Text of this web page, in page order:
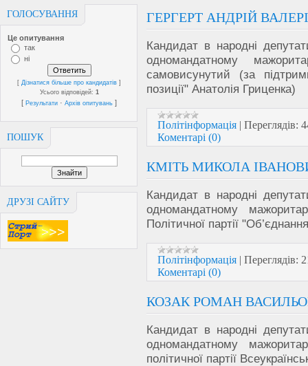
ГОЛОСУВАННЯ
Це опитування
так
ні
[Дізнатися більше про кандидатів ]
Усього відповідей: 1
[Результати ·Архів опитувань ]
ПОШУК
ДРУЗІ САЙТУ
ГЕРГЕРТ АНДРІЙ
Кандидат в народні
одномандатному
самовисунутий (за
позиції" Анатолія Гриценка)
Політінформація | Переглядів:
Коментарі (0)
КМІТЬ МИКОЛА
Кандидат в народні
одномандатному
Політичної партії
Політінформація | Переглядів:
Коментарі (0)
КОЗАК РОМАН
Кандидат в народні
одномандатному
політичної партії